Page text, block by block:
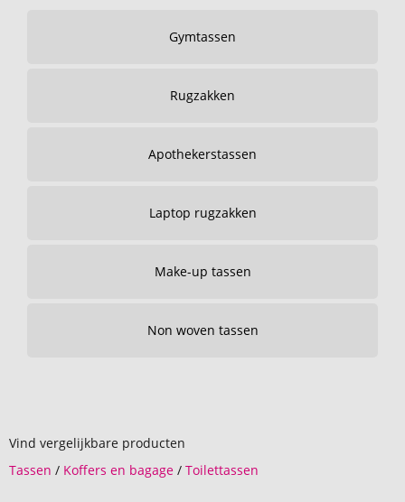
Gymtassen
Rugzakken
Apothekerstassen
Laptop rugzakken
Make-up tassen
Non woven tassen
Vind vergelijkbare producten
Tassen / Koffers en bagage / Toilettassen